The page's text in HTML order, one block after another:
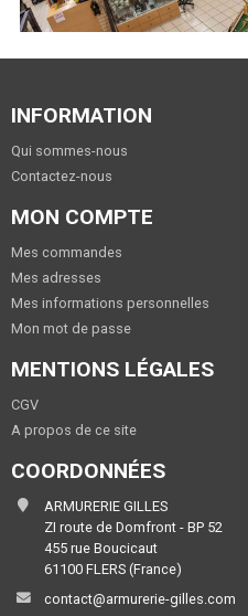
INFORMATION
Qui sommes-nous
Contactez-nous
MON COMPTE
Mes commandes
Mes adresses
Mes informations personnelles
Mon mot de passe
MENTIONS LÉGALES
CGV
A propos de ce site
COORDONNÉES
ARMURERIE GILLES
ZI route de Domfront - BP 52
455 rue Boucicaut
61100 FLERS (France)
contact@armurerie-gilles.com